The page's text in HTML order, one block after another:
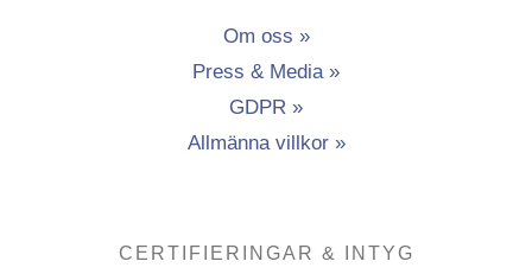
Om oss »
Press & Media »
GDPR »
Allmänna villkor »
CERTIFIERINGAR & INTYG